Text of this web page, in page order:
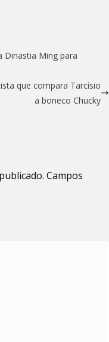
Dinastia Ming para
que compara Tarcísio
a boneco Chucky
Campos